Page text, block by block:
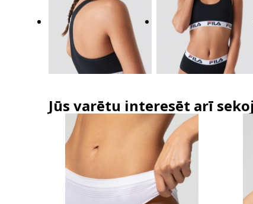
Jūs varētu interesēt arī